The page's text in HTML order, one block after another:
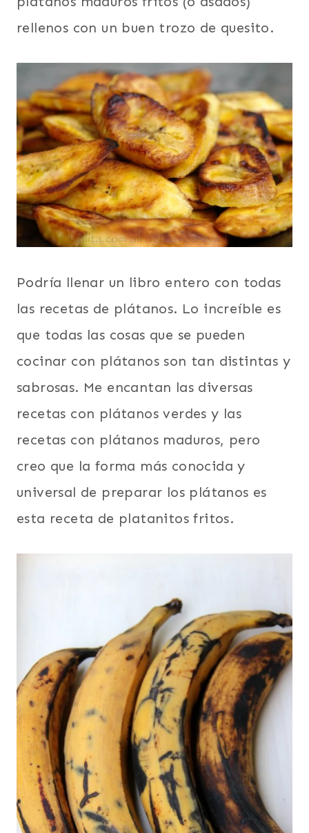
rellenos con un buen trozo de quesito.
Podría llenar un libro entero con todas
las recetas de plátanos. Lo increíble es
que todas las cosas que se pueden
cocinar con plátanos son tan distintas y
sabrosas. Me encantan las diversas
recetas con plátanos verdes y las
recetas con plátanos maduros, pero
creo que la forma más conocida y
universal de preparar los plátanos es
esta receta de platanitos fritos.